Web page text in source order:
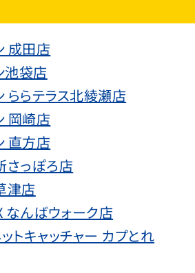
成田店
池袋店
ららテラス北綾瀬店
岡崎店
直方店
さっぽろ店
津店
なんばウォーク店
トキャッチャー カプとれ